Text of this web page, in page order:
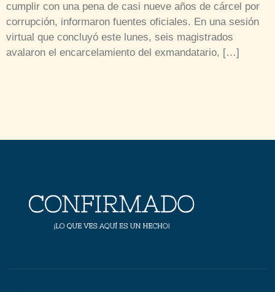
cumplir con una pena de casi nueve años de cárcel por
corrupción, informaron fuentes oficiales. En una sesión
virtual que concluyó este lunes, seis magistrados
avalaron el encarcelamiento del exmandatario, […]